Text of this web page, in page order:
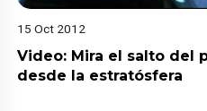
15 Oct 2012
Video: Mira el salto del
desde la estratósfera